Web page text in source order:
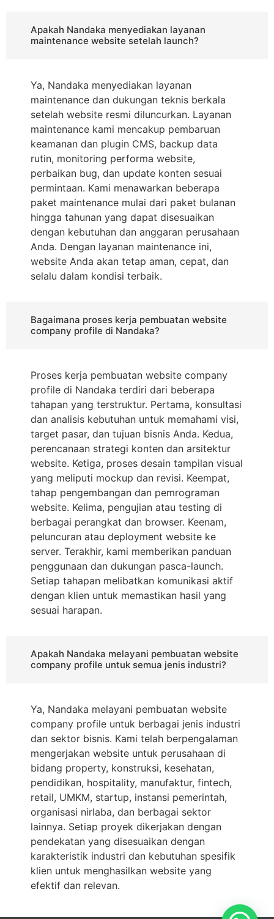
Apakah Nandaka menyediakan layanan
maintenance website setelah launch?
Ya, Nandaka menyediakan layanan
maintenance dan dukungan teknis berkala
setelah website resmi diluncurkan. Layanan
maintenance kami mencakup pembaruan
keamanan dan plugin CMS, backup data
rutin, monitoring performa website,
perbaikan bug, dan update konten sesuai
permintaan. Kami menawarkan beberapa
paket maintenance mulai dari paket bulanan
hingga tahunan yang dapat disesuaikan
dengan kebutuhan dan anggaran perusahaan
Anda. Dengan layanan maintenance ini,
website Anda akan tetap aman, cepat, dan
selalu dalam kondisi terbaik.
Bagaimana proses kerja pembuatan website
company profile di Nandaka?
Proses kerja pembuatan website company
profile di Nandaka terdiri dari beberapa
tahapan yang terstruktur. Pertama, konsultasi
dan analisis kebutuhan untuk memahami visi,
target pasar, dan tujuan bisnis Anda. Kedua,
perencanaan strategi konten dan arsitektur
website. Ketiga, proses desain tampilan visual
yang meliputi mockup dan revisi. Keempat,
tahap pengembangan dan pemrograman
website. Kelima, pengujian atau testing di
berbagai perangkat dan browser. Keenam,
peluncuran atau deployment website ke
server. Terakhir, kami memberikan panduan
penggunaan dan dukungan pasca-launch.
Setiap tahapan melibatkan komunikasi aktif
dengan klien untuk memastikan hasil yang
sesuai harapan.
Apakah Nandaka melayani pembuatan website
company profile untuk semua jenis industri?
Ya, Nandaka melayani pembuatan website
company profile untuk berbagai jenis industri
dan sektor bisnis. Kami telah berpengalaman
mengerjakan website untuk perusahaan di
bidang property, konstruksi, kesehatan,
pendidikan, hospitality, manufaktur, fintech,
retail, UMKM, startup, instansi pemerintah,
organisasi nirlaba, dan berbagai sektor
lainnya. Setiap proyek dikerjakan dengan
pendekatan yang disesuaikan dengan
karakteristik industri dan kebutuhan spesifik
klien untuk menghasilkan website yang
efektif dan relevan.